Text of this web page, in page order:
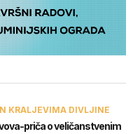
KRALJEVIMA DIVLJINE
priča o veličanstvenim